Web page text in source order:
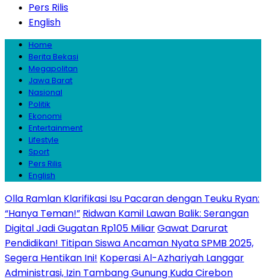
Pers Rilis
English
Home
Berita Bekasi
Megapolitan
Jawa Barat
Nasional
Politik
Ekonomi
Entertainment
Lifestyle
Sport
Pers Rilis
English
Olla Ramlan Klarifikasi Isu Pacaran dengan Teuku Ryan:
“Hanya Teman!” Ridwan Kamil Lawan Balik: Serangan
Digital Jadi Gugatan Rp105 MiliarGawat Darurat
Pendidikan! Titipan Siswa Ancaman Nyata SPMB 2025,
Segera Hentikan Ini! Koperasi Al-Azhariyah Langgar
Administrasi, Izin Tambang Gunung Kuda Cirebon